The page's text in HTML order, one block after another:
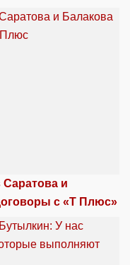
и
с «Т Плюс»